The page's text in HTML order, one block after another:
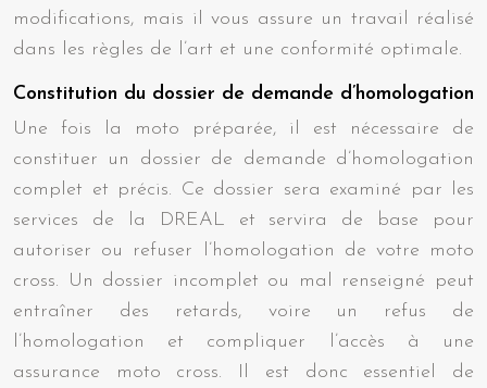
modifications, mais il vous assure un travail réalisé
dans les règles de l’art et une conformité optimale.
Constitution du dossier de demande d’homologation
Une fois la moto préparée, il est nécessaire de
constituer un dossier de demande d’homologation
complet et précis. Ce dossier sera examiné par les
services de la DREAL et servira de base pour
autoriser ou refuser l’homologation de votre moto
cross. Un dossier incomplet ou mal renseigné peut
entraîner des retards, voire un refus de
l’homologation et compliquer l’accès à une
assurance moto cross. Il est donc essentiel de